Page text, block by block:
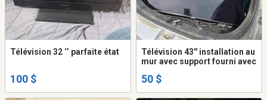
Télévision 32 ‘’ parfaite état
100 $
Télévision 43'' installation au
mur avec support fourni avec
50 $